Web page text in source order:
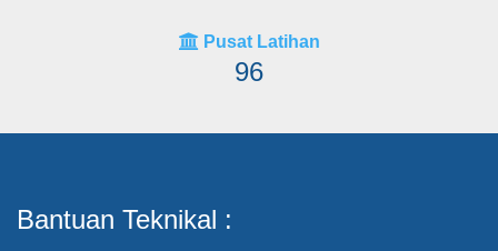
Pusat Latihan
96
Bantuan Teknikal :